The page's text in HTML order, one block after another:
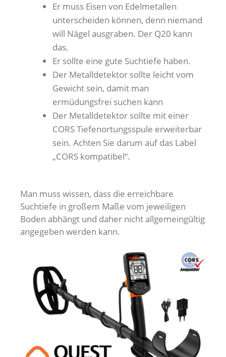
Er muss Eisen von Edelmetallen
unterscheiden können, denn niemand
will Nägel ausgraben. Der Q20 kann
das.
Er sollte eine gute Suchtiefe haben.
Der Metalldetektor sollte leicht vom
Gewicht sein, damit man
ermüdungsfrei suchen kann
Der Metalldetektor sollte mit einer
CORS Tiefenortungsspule erweiterbar
sein. Achten Sie darum auf das Label
„CORS kompatibel“.
Man muss wissen, dass die erreichbare
Suchtiefe in großem Maße vom jeweiligen
Boden abhängt und daher nicht allgemeingültig
angegeben werden kann.